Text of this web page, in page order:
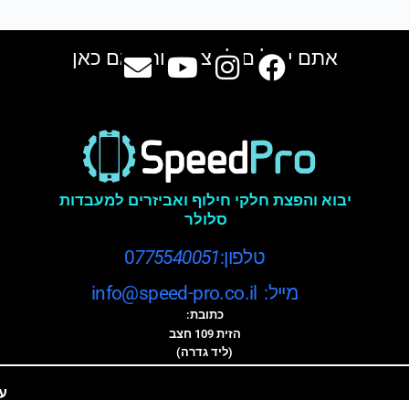
אתם יכולים למצוא אותנו גם כאן
יבוא והפצת חלקי חילוף ואביזרים למעבדות
סלולר
טלפון:0775540051
מייל: info@speed-pro.co.il
כתובת:
הזית 109 חצב
(ליד גדרה)